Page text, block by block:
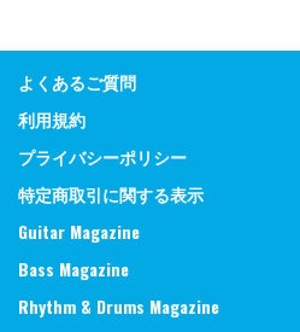
よくあるご質問
利用規約
プライバシーポリシー
特定商取引に関する表示
Guitar Magazine
Bass Magazine
Rhythm & Drums Magazine